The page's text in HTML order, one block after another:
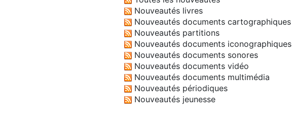
Nouveautés livres
Nouveautés documents cartographiques
Nouveautés partitions
Nouveautés documents iconographiques
Nouveautés documents sonores
Nouveautés documents vidéo
Nouveautés documents multimédia
Nouveautés périodiques
Nouveautés jeunesse